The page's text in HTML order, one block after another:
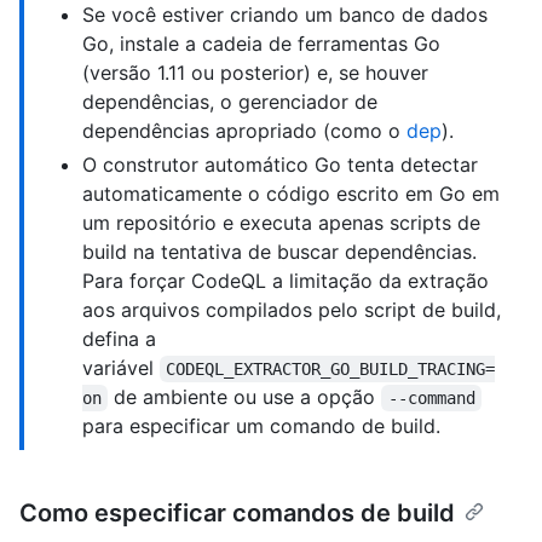
Se você estiver criando um banco de dados
Go, instale a cadeia de ferramentas Go
(versão 1.11 ou posterior) e, se houver
dependências, o gerenciador de
dependências apropriado (como o dep).
O construtor automático Go tenta detectar
automaticamente o código escrito em Go em
um repositório e executa apenas scripts de
build na tentativa de buscar dependências.
Para forçar CodeQL a limitação da extração
aos arquivos compilados pelo script de build,
defina a
variável
CODEQL_EXTRACTOR_GO_BUILD_TRACING=
on
de ambiente ou use a opção --command
para especificar um comando de build.
Como especificar comandos de build